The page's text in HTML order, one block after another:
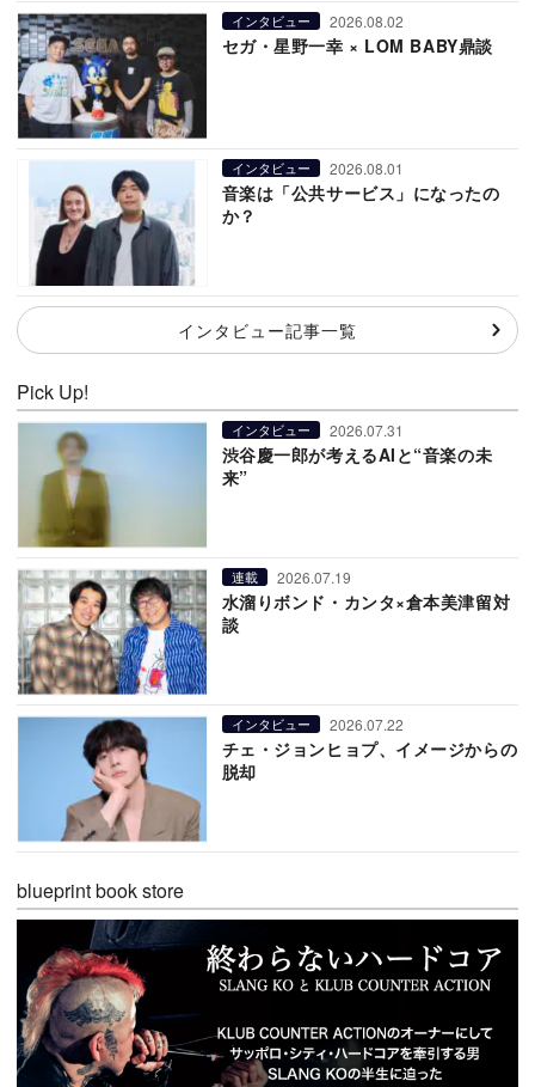
インタビュー 2026.08.02
セガ・星野一幸 × LOM BABY鼎談
インタビュー 2026.08.01
音楽は「公共サービス」になったの
か？
インタビュー記事一覧
Pick Up!
インタビュー 2026.07.31
渋谷慶一郎が考えるAIと“音楽の未
来”
連載 2026.07.19
水溜りボンド・カンタ×倉本美津留対
談
インタビュー 2026.07.22
チェ・ジョンヒョプ、イメージからの
脱却
blueprint book store